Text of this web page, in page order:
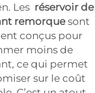
Les réservoir de
remorquesont
conçus pour
moins de
ce qui permet
sur le coût